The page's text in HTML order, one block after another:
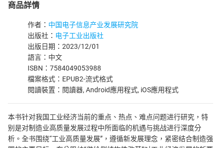
商品詳情
作者： 中国电子信息产业发展研究院
出版社： 电子工业出版社
出版日期：2023/12/01
語言：中文
ISBN：7584049053988
檔案格式：EPUB2-流式格式
閱讀裝置：閱讀器, Android應用程式, iOS應用程式
本书针对我国工业经济当前的重点、热点、难点问题进行研究，特
别是对制造业高质量发展过程中所面临的机遇与挑战进行深度分
析。全书围绕“工业高质量发展”，遵循新发展理念，紧密结合制造强